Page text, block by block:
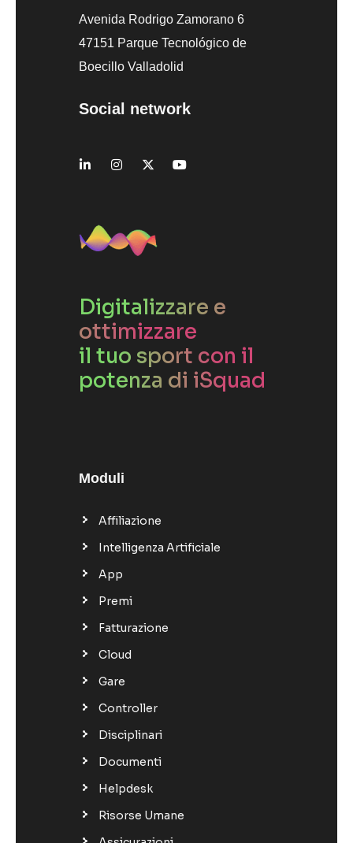
Avenida Rodrigo Zamorano 6
47151 Parque Tecnológico de
Boecillo Valladolid
Social network
Digitalizzare e
ottimizzare
il tuo sport con il
potenza di iSquad
Moduli
Affiliazione
Intelligenza Artificiale
App
Premi
Fatturazione
Cloud
Gare
Controller
Disciplinari
Documenti
Helpdesk
Risorse Umane